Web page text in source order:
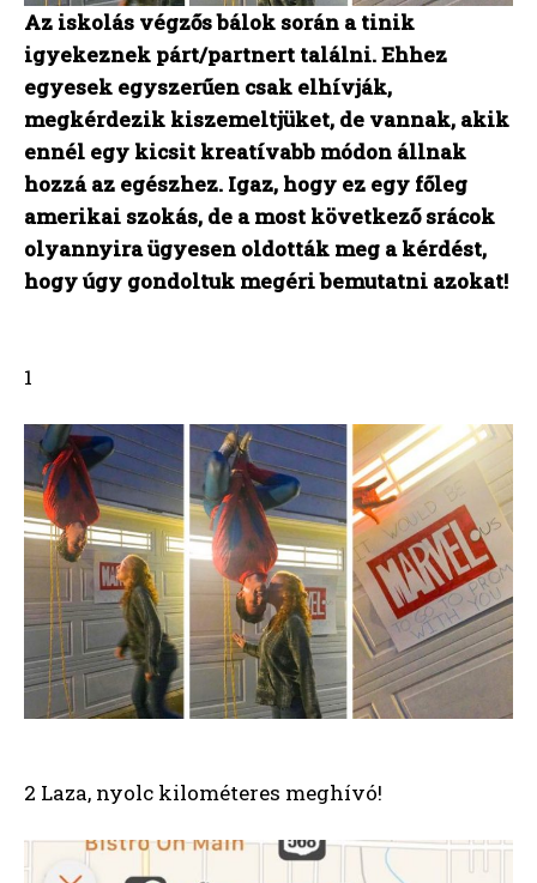
Az iskolás végzős bálok során a tinik
igyekeznek párt/partnert találni. Ehhez
egyesek egyszerűen csak elhívják,
megkérdezik kiszemeltjüket, de vannak, akik
ennél egy kicsit kreatívabb módon állnak
hozzá az egészhez. Igaz, hogy ez egy főleg
amerikai szokás, de a most következő srácok
olyannyira ügyesen oldották meg a kérdést,
hogy úgy gondoltuk megéri bemutatni azokat!
1
2 Laza, nyolc kilométeres meghívó!